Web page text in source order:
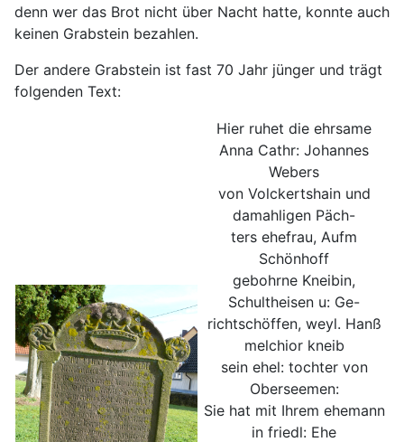
denn wer das Brot nicht über Nacht hatte, konnte auch
keinen Grabstein bezahlen.
Der andere Grabstein ist fast 70 Jahr jünger und trägt
folgenden Text:
Hier ruhet die ehrsame
Anna Cathr: Johannes
Webers
von Volckertshain und
damahligen Päch-
ters ehefrau, Aufm
Schönhoff
gebohrne Kneibin,
Schultheisen u: Ge-
richtschöffen, weyl. Hanß
melchior kneib
sein ehel: tochter von
Oberseemen:
Sie hat mit Ihrem ehemann
in friedl: Ehe